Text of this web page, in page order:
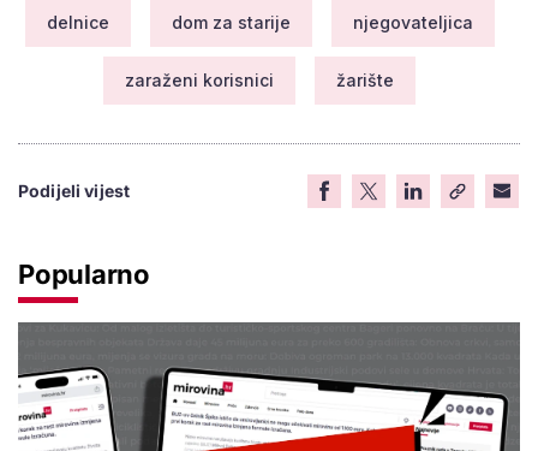
delnice dom za starije njegovateljica
zaraženi korisnici žarište
Podijeli vijest
Popularno